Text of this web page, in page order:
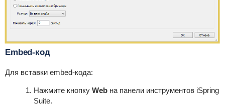
Embed-код
Для вставки embed-кода:
Нажмите кнопку Web на панели инструментов iSpring
Suite.